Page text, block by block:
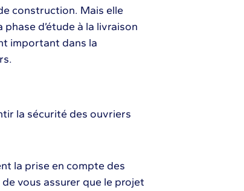
construction. Mais elle
d’étude à la livraison
important dans la
la sécurité des ouvriers
la prise en compte des
vous assurer que le projet